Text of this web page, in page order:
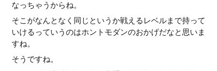
なっちゃうからね。
そこがなんとなく同じというか戦えるレベルまで持って
いけるっていうのはホントモダンのおかげだなと思いま
すね。
そうですね。